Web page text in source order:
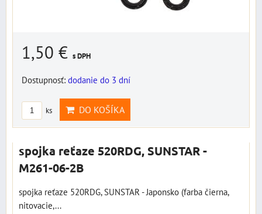
1,50 € s DPH
Dostupnosť: dodanie do 3 dní
ks DO KOŠÍKA
spojka reťaze 520RDG, SUNSTAR -
M261-06-2B
spojka reťaze 520RDG, SUNSTAR - Japonsko (farba čierna,
nitovacie,...